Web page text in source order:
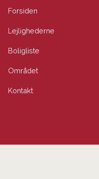
Forsiden
Lejlighederne
Boligliste
Området
Kontakt